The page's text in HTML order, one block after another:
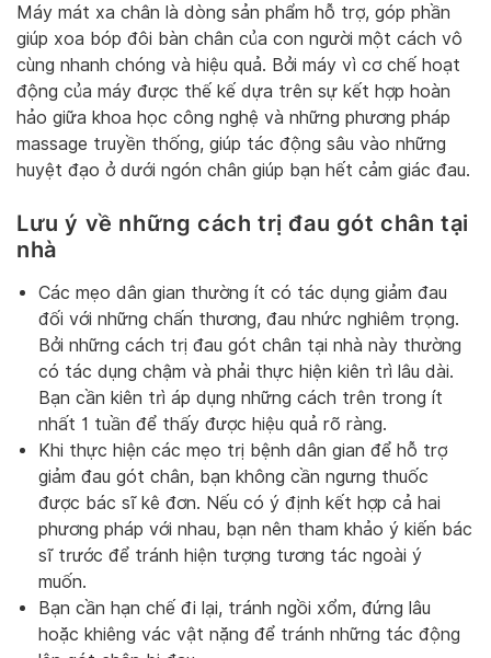
Máy mát xa chân là dòng sản phẩm hỗ trợ, góp phần
giúp xoa bóp đôi bàn chân của con người một cách vô
cùng nhanh chóng và hiệu quả. Bởi máy vì cơ chế hoạt
động của máy được thế kế dựa trên sự kết hợp hoàn
hảo giữa khoa học công nghệ và những phương pháp
massage truyền thống, giúp tác động sâu vào những
huyệt đạo ở dưới ngón chân giúp bạn hết cảm giác đau.
Lưu ý về những cách trị đau gót chân tại
nhà
Các mẹo dân gian thường ít có tác dụng giảm đau
đối với những chấn thương, đau nhức nghiêm trọng.
Bởi những cách trị đau gót chân tại nhà này thường
có tác dụng chậm và phải thực hiện kiên trì lâu dài.
Bạn cần kiên trì áp dụng những cách trên trong ít
nhất 1 tuần để thấy được hiệu quả rõ ràng.
Khi thực hiện các mẹo trị bệnh dân gian để hỗ trợ
giảm đau gót chân, bạn không cần ngưng thuốc
được bác sĩ kê đơn. Nếu có ý định kết hợp cả hai
phương pháp với nhau, bạn nên tham khảo ý kiến bác
sĩ trước để tránh hiện tượng tương tác ngoài ý
muốn.
Bạn cần hạn chế đi lại, tránh ngồi xổm, đứng lâu
hoặc khiêng vác vật nặng để tránh những tác động